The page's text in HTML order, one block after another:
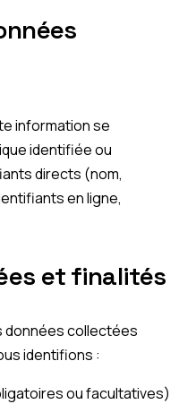
information se
identifiée ou
directs (nom,
en ligne,
et finalités
données collectées
identifions :
ou facultatives)